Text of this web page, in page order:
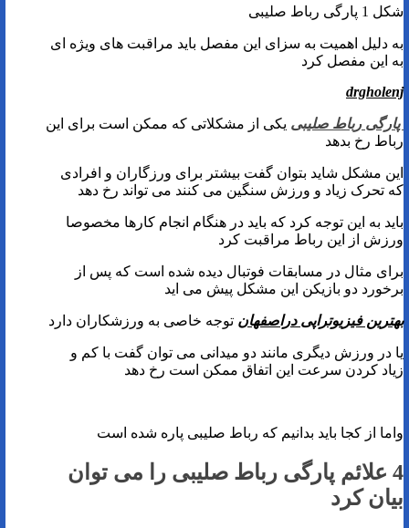
شکل 1 پارگی رباط صلیبی
به دلیل اهمیت به سزای این مفصل باید مراقبت های ویژه ای
به این مفصل کرد
drgholenj
پارگی رباط صلیبی یکی از مشکلاتی که ممکن است برای این
رباط رخ بدهد
این مشکل شاید بتوان گفت بیشتر برای ورزگاران و افرادی
که تحرک زیاد و ورزش سنگین می کنند می تواند رخ دهد
باید به این توجه کرد که باید در هنگام انجام کارها مخصوصا
ورزش از این رباط مراقبت کرد
برای مثال در مسابقات فوتبال دیده شده است که پس از
برخورد دو بازیکن این مشکل پیش می اید
بهترین فیزیوتراپی دراصفهان توجه خاصی به ورزشکاران دارد
یا در ورزش دیگری مانند دو میدانی می توان گفت با کم و
زیاد کردن سرعت این اتفاق ممکن است رخ دهد
واما از کجا باید بدانیم که رباط صلیبی پاره شده است
4 علائم پارگی رباط صلیبی را می توان
بیان کرد